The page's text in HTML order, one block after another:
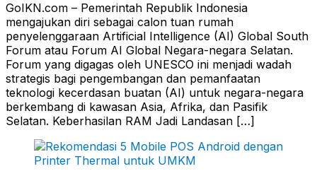
GoIKN.com – Pemerintah Republik Indonesia
mengajukan diri sebagai calon tuan rumah
penyelenggaraan Artificial Intelligence (AI) Global South
Forum atau Forum AI Global Negara-negara Selatan.
Forum yang digagas oleh UNESCO ini menjadi wadah
strategis bagi pengembangan dan pemanfaatan
teknologi kecerdasan buatan (AI) untuk negara-negara
berkembang di kawasan Asia, Afrika, dan Pasifik
Selatan. Keberhasilan RAM Jadi Landasan […]